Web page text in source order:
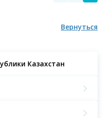
Казахстан
Вернуться